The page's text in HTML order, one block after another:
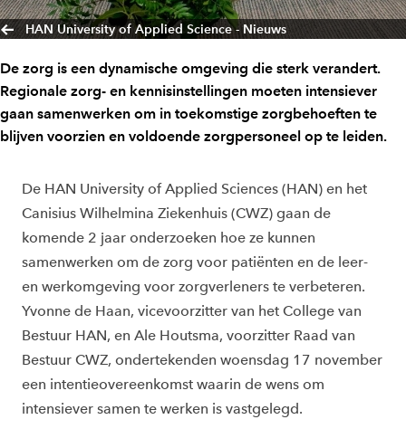
HAN University of Applied Science - Nieuws
De zorg is een dynamische omgeving die sterk verandert.
Regionale zorg- en kennisinstellingen moeten intensiever
gaan samenwerken om in toekomstige zorgbehoeften te
blijven voorzien en voldoende zorgpersoneel op te leiden.
De HAN University of Applied Sciences (HAN) en het
Canisius Wilhelmina Ziekenhuis (CWZ) gaan de
komende 2 jaar onderzoeken hoe ze kunnen
samenwerken om de zorg voor patiënten en de leer-
en werkomgeving voor zorgverleners te verbeteren.
Yvonne de Haan, vicevoorzitter van het College van
Bestuur HAN, en Ale Houtsma, voorzitter Raad van
Bestuur CWZ, ondertekenden woensdag 17 november
een intentieovereenkomst waarin de wens om
intensiever samen te werken is vastgelegd.